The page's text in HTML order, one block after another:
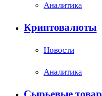
Аналитика
Криптовалюты
Новости
Аналитика